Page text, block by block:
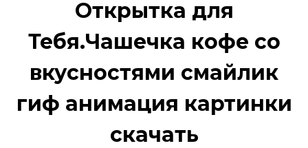
Открытка для
Тебя.Чашечка кофе со
вкусностями смайлик
гиф анимация картинки
скачать